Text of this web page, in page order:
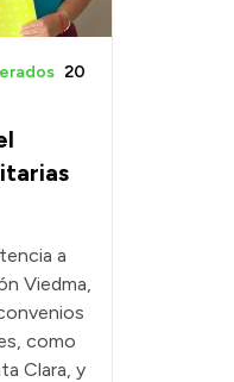
20
a
Viedma,
como
Clara, y